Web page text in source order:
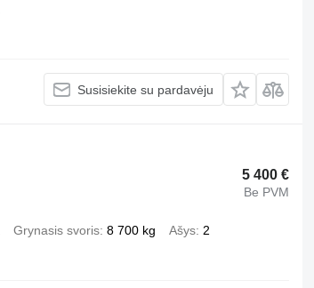
Susisiekite su pardavėju
5 400 €
Be PVM
Grynasis svoris 8 700 kg Ašys 2